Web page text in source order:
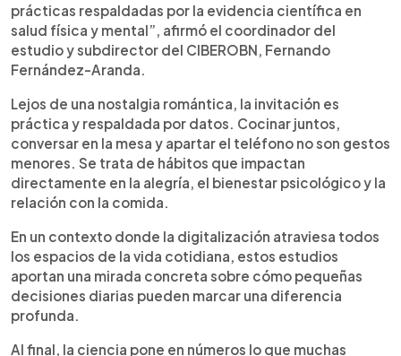
prácticas respaldadas por la evidencia científica en
salud física y mental”, afirmó el coordinador del
estudio y subdirector del CIBEROBN, Fernando
Fernández-Aranda.
Lejos de una nostalgia romántica, la invitación es
práctica y respaldada por datos. Cocinar juntos,
conversar en la mesa y apartar el teléfono no son gestos
menores. Se trata de hábitos que impactan
directamente en la alegría, el bienestar psicológico y la
relación con la comida.
En un contexto donde la digitalización atraviesa todos
los espacios de la vida cotidiana, estos estudios
aportan una mirada concreta sobre cómo pequeñas
decisiones diarias pueden marcar una diferencia
profunda.
Al final, la ciencia pone en números lo que muchas